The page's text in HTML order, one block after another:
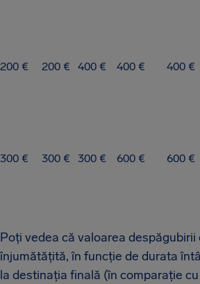
200 € 200 € 400 € 400 € 400 €
300 € 300 € 300 € 600 € 600 €
Poți vedea că valoarea despăgubirii
înjumătățită, în funcție de durata
la destinația finală (în comparație